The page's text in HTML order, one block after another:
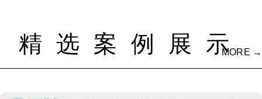
精选案例展示MORE →